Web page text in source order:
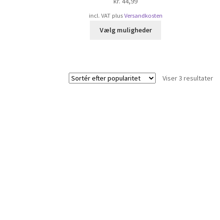
incl. VAT plus Versandkosten
Vælg muligheder
Mulighederne
Viser 3 resultater